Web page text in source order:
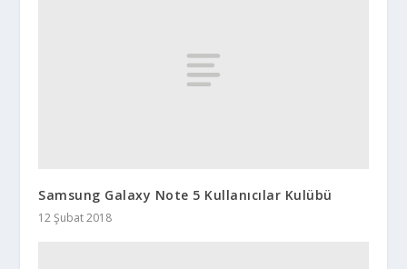
Samsung Galaxy Note 5 Kullanıcılar Kulübü
12 Şubat 2018